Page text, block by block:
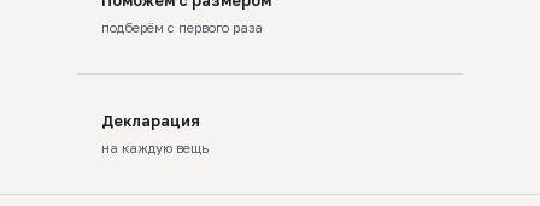
подберём с первого раза
Декларация
на каждую вещь